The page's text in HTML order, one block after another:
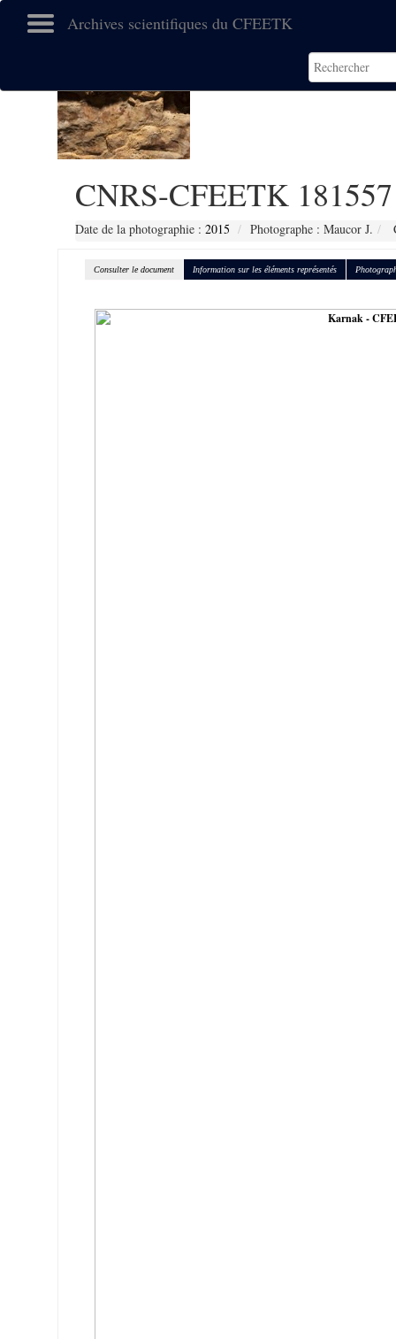
Archives scientifiques du CFEETK
CNRS-CFEETK 181557
Date de la photographie : 2015 Photographe : Maucor J.
Consulter le document Information sur les éléments représentés